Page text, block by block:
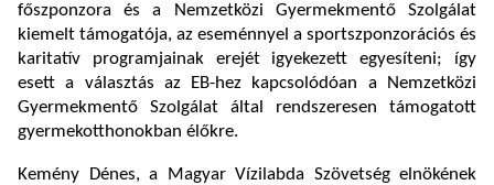
főszponzora és a Nemzetközi Gyermekmentő Szolgálat
kiemelt támogatója, az eseménnyel a sportszponzorációs és
karitatív programjainak erejét igyekezett egyesíteni; így
esett a választás az EB-hez kapcsolódóan a Nemzetközi
Gyermekmentő Szolgálat által rendszeresen támogatott
gyermekotthonokban élőkre.
Kemény Dénes, a Magyar Vízilabda Szövetség elnökének